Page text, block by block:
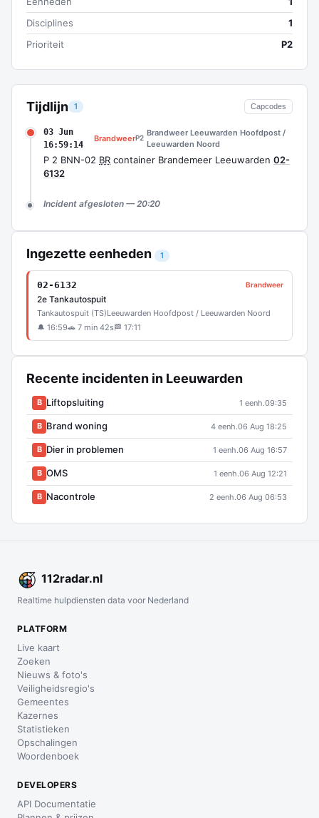
Tijdlijn 1 Capcodes
03 Jun
16:59:14
BrandweerP2
Brandweer Leeuwarden Hoofdpost /
Leeuwarden Noord
P 2 BNN-02 BR container Brandemeer Leeuwarden 02-
6132
Incident afgesloten — 20:20
Ingezette eenheden 1
02-6132 Brandweer
2e Tankautospuit
Tankautospuit (TS)Leeuwarden Hoofdpost / Leeuwarden Noord
🔔 16:59🚗 7 min 42s🏁 17:11
Recente incidenten in Leeuwarden
B Liftopsluiting 1 eenh.09:35
B Brand woning 4 eenh.06 Aug 18:25
B Dier in problemen 1 eenh.06 Aug 16:57
B OMS 1 eenh.06 Aug 12:21
B Nacontrole 2 eenh.06 Aug 06:53
Disciplines
1
Prioriteit
P2
112radar.nl
Realtime hulpdiensten data voor Nederland
PLATFORM
Live kaart
Zoeken
Nieuws & foto's
Veiligheidsregio's
Gemeentes
Kazernes
Statistieken
Opschalingen
Woordenboek
DEVELOPERS
API Documentatie